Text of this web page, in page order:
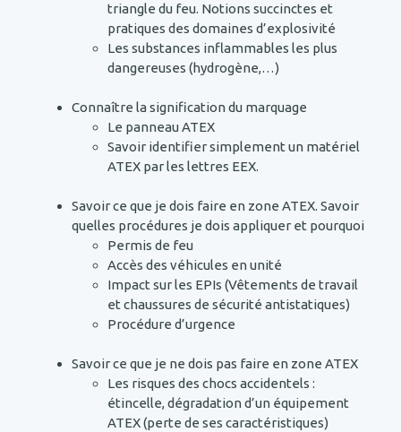
triangle du feu. Notions succinctes et
pratiques des domaines d’explosivité
Les substances inflammables les plus
dangereuses (hydrogène,…)
Connaître la signification du marquage
Le panneau ATEX
Savoir identifier simplement un matériel
ATEX par les lettres EEX.
Savoir ce que je dois faire en zone ATEX. Savoir
quelles procédures je dois appliquer et pourquoi
Permis de feu
Accès des véhicules en unité
Impact sur les EPIs (Vêtements de travail
et chaussures de sécurité antistatiques)
Procédure d’urgence
Savoir ce que je ne dois pas faire en zone ATEX
Les risques des chocs accidentels :
étincelle, dégradation d’un équipement
ATEX (perte de ses caractéristiques)